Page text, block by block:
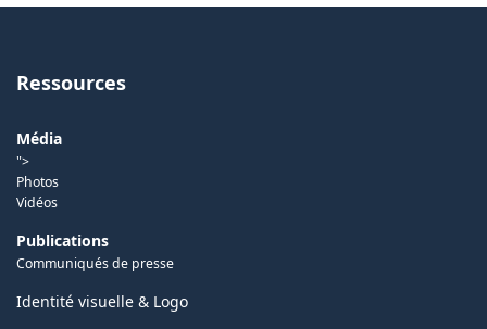
Ressources
Média
">
Photos
Vidéos
Publications
Communiqués de presse
Identité visuelle & Logo